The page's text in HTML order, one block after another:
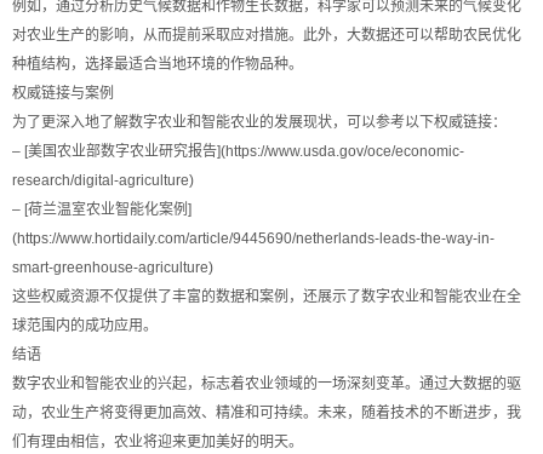
例如，通过分析历史气候数据和作物生长数据，科学家可以预测未来的气候变化
对农业生产的影响，从而提前采取应对措施。此外，大数据还可以帮助农民优化
种植结构，选择最适合当地环境的作物品种。
权威链接与案例
为了更深入地了解数字农业和智能农业的发展现状，可以参考以下权威链接：
– [美国农业部数字农业研究报告](https://www.usda.gov/oce/economic-
research/digital-agriculture)
– [荷兰温室农业智能化案例]
(https://www.hortidaily.com/article/9445690/netherlands-leads-the-way-in-
smart-greenhouse-agriculture)
这些权威资源不仅提供了丰富的数据和案例，还展示了数字农业和智能农业在全
球范围内的成功应用。
结语
数字农业和智能农业的兴起，标志着农业领域的一场深刻变革。通过大数据的驱
动，农业生产将变得更加高效、精准和可持续。未来，随着技术的不断进步，我
们有理由相信，农业将迎来更加美好的明天。